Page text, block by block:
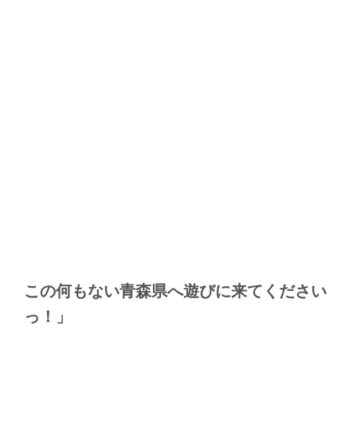
この何もない青森県へ遊びに来てください
っ！」